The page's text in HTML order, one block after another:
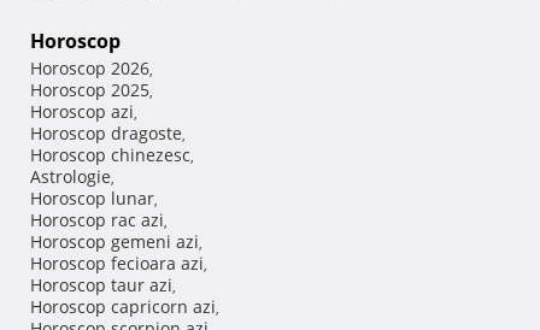
Horoscop
Horoscop 2026,
Horoscop 2025,
Horoscop azi,
Horoscop dragoste,
Horoscop chinezesc,
Astrologie,
Horoscop lunar,
Horoscop rac azi,
Horoscop gemeni azi,
Horoscop fecioara azi,
Horoscop taur azi,
Horoscop capricorn azi,